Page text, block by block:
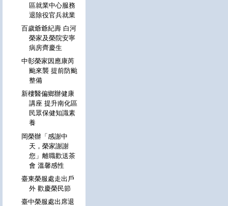
區就業中心服務
退除役官兵就業
百歲爺爺紀壽 白河
榮家及榮院安寧
病房齊慶生
中彰榮家因應康芮
颱來襲 提前防颱
整備
新樓醫偏鄉辦健康
講座 提升南化區
民眾保健知識素
養
岡榮辦「感謝中
天，榮家謝謝
您」離職歡送茶
會 溫馨感性
臺東榮服處走出戶
外 歡慶榮民節
臺中榮服處出席退